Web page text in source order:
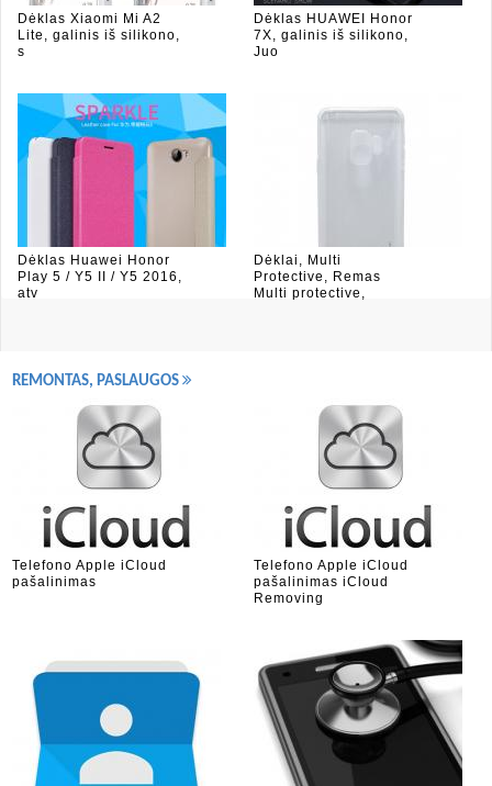
Dėklas Xiaomi Mi A2
Lite, galinis iš silikono,
s
Dėklas HUAWEI Honor
7X, galinis iš silikono,
Juo
Dėklas Huawei Honor
Play 5 / Y5 II / Y5 2016,
atv
Dėklai, Multi
Protective, Remas
Multi protective,
REMONTAS, PASLAUGOS
Telefono Apple iCloud
pašalinimas
Telefono Apple iCloud
pašalinimas iCloud
Removing